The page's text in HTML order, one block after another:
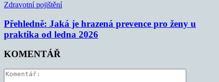
Zdravotní pojištění
Přehledně: Jaká je hrazená prevence pro ženy u
praktika od ledna 2026
KOMENTÁŘ